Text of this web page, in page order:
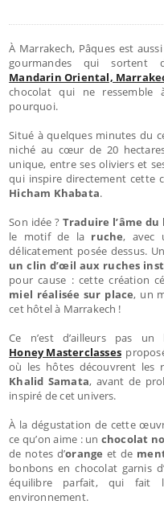
À Marrakech, Pâques est
gourmandes qui sortent
Mandarin Oriental,
chocolat qui ne
pourquoi.
Situé à quelques minutes du
niché au cœur de 20
unique, entre ses oliviers et
qui inspire directement cette
Hicham Khabata.
Son idée ? Traduire l’âme
le motif de la ruche, avec
délicatement posée dessus.
un clin d’œil aux ruches
pour cause : cette création
miel réalisée sur place, un
cet hôtel à Marrakech !
Ce n’est d’ailleurs pas
Honey Masterclasses
où les hôtes découvrent les
Khalid Samata, avant de
inspiré de cet univers.
À la dégustation de cette
ce qu’on aime : un chocolat
de notes d’orangeet de
bonbons en chocolat garnis
équilibre parfait, qui
environnement.